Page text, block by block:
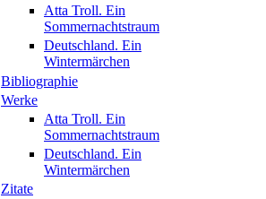
Atta Troll. Ein
Sommernachtstraum
Deutschland. Ein
Wintermärchen
Bibliographie
Werke
Atta Troll. Ein
Sommernachtstraum
Deutschland. Ein
Wintermärchen
Zitate